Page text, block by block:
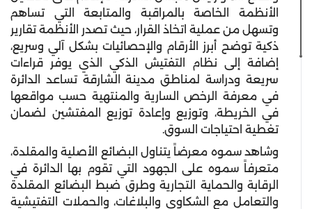
الأنظمة الخاصة بالمراقبة والمتابعة التي تساهم
وتسهل من عملية اتخاذ القرار، حيث تصدر الأنظمة تقارير
ذكية توضح أبرز الأرقام والإحصائيات بشكل آلي وسريع،
إضافة إلى نظام التفتيش الذكي الذي يوفر قراءات
سريعة ودراسة لمناطق مدينة الشارقة تساعد الدائرة
في معرفة الرخص السارية والمنتهية حسب مواقعها
في الخريطة، وتوزيع وإعادة توزيع المفتشين لضمان
تغطية احتياجات السوق.
وشاهد سموه معرضاً يتناول البضائع الأصلية والمقلدة،
متعرفاً سموه على الجهود التي تقوم بها الدائرة في
الرقابة والحماية التجارية وطرق ضبط البضائع المقلدة
والتعامل مع الشكاوى والبلاغات، والحملات التفتيشية